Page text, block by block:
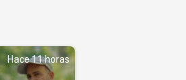
Hace 11 horas